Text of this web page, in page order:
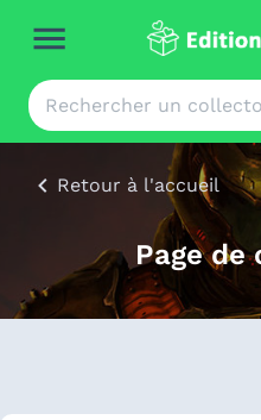
Retour à l'accueil
Page de